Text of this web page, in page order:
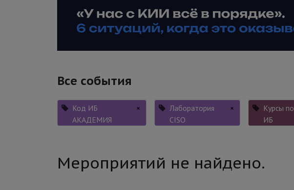
Все события
Код ИБ
АКАДЕМИЯ
×
Лаборатория
CISO
×
Курсы по
ИБ
Мероприятий не найдено.